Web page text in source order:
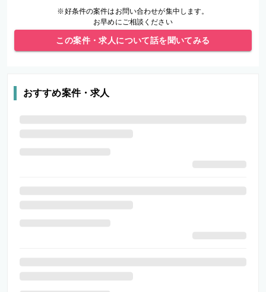
※好条件の案件はお問い合わせが集中します。
お早めにご相談ください
この案件・求人について話を聞いてみる
おすすめ案件・求人